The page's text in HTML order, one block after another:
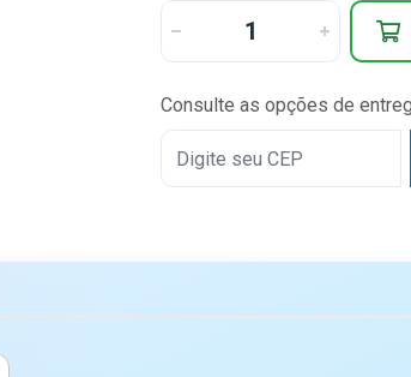
Consulte as opções de